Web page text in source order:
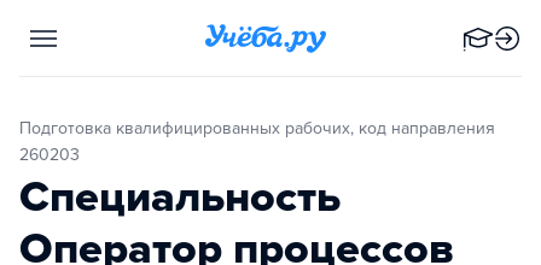
Подготовка квалифицированных рабочих, код направления
260203
Специальность
Оператор процессов